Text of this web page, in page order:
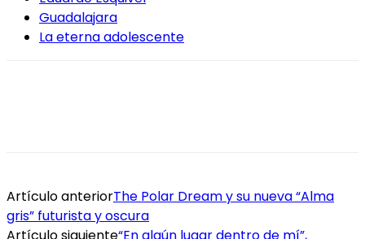
Guadalajara
La eterna adolescente
Artículo anteriorThe Polar Dream y su nueva “Alma
gris” futurista y oscura
Artículo siguiente“En algún lugar dentro de mí”,